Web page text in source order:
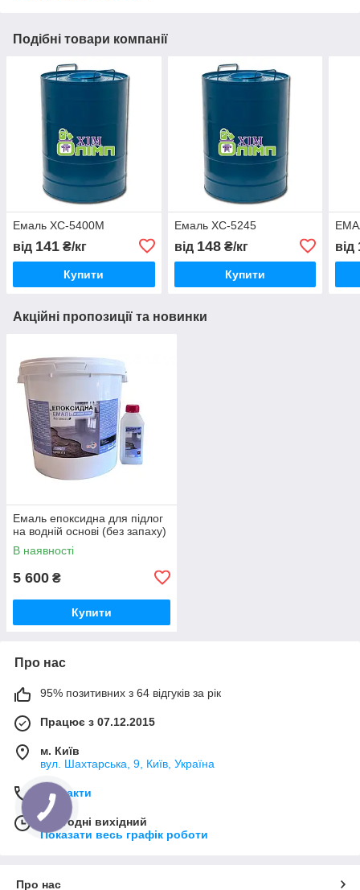
Подібні товари компанії
Емаль ХС-5400М
від 141 ₴/кг
Купити
Емаль ХС-5245
від 148₴/кг
Купити
від
Акційні пропозиції та новинки
Емаль епоксидна для підлог
на водній основі (без запаху)
В наявності
5 600 ₴
Купити
Про нас
95% позитивних з 64 відгуків за рік
Працює з 07.12.2015
м. Київ
вул. Шахтарська, 9, Київ, Україна
Контакти
Сьогодні вихідний
Показати весь графік роботи
Про нас